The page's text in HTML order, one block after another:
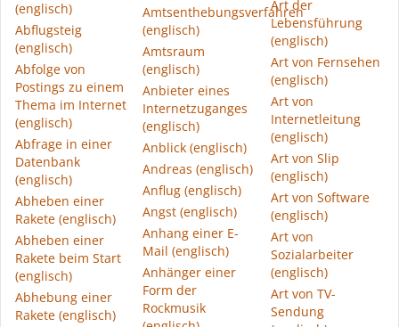
(englisch)
Abflugsteig
(englisch)
Abfolge von
Postings zu einem
Thema im Internet
(englisch)
Abfrage in einer
Datenbank
(englisch)
Abheben einer
Rakete (englisch)
Abheben einer
Rakete beim Start
(englisch)
Abhebung einer
Rakete (englisch)
Amtsenthebungsverfahren
(englisch)
Amtsraum
(englisch)
Anbieter eines
Internetzuganges
(englisch)
Anblick (englisch)
Andreas (englisch)
Anflug (englisch)
Angst (englisch)
Anhang einer E-
Mail (englisch)
Anhänger einer
Form der
Rockmusik
Art der
Lebensführung
(englisch)
Art von Fernsehen
(englisch)
Art von
Internetleitung
(englisch)
Art von Slip
(englisch)
Art von Software
(englisch)
Art von
Sozialarbeiter
(englisch)
Art von TV-
Sendung